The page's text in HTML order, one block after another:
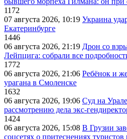
1172
07 августа 2026, 10:19 Украина
Екатеринбурге
1446
06 августа 2026, 21:19 Дрон со
Лейпцига: собрали все
1772
06 августа 2026, 21:06 Ребёнок и
урагана в Смоленске
1632
06 августа 2026, 19:06 Суд на
рассмотрению дела экс-
1424
06 августа 2026, 15:08 В Грузии
соцсетях о притеснениях